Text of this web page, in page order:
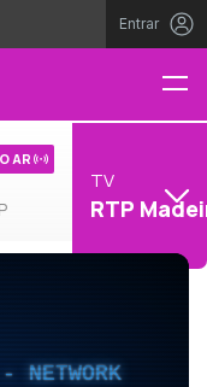
Entrar
AR
TV
RTP
NETWORK